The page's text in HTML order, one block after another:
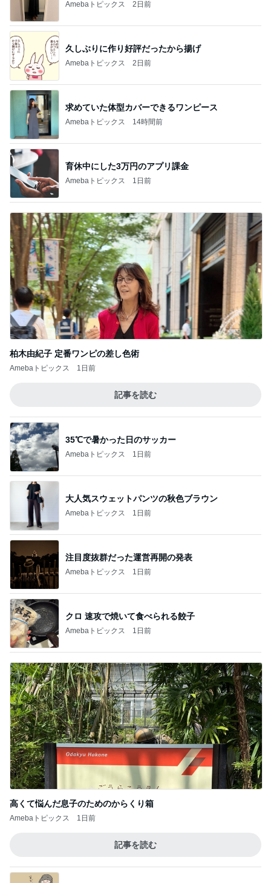
Amebaトピックス 2日前
久しぶりに作り好評だったから揚げ
Amebaトピックス 2日前
求めていた体型カバーできるワンピース
Amebaトピックス 14時間前
育休中にした3万円のアプリ課金
Amebaトピックス 1日前
柏木由紀子 定番ワンピの差し色術
Amebaトピックス 1日前
記事を読む
35℃で暑かった日のサッカー
Amebaトピックス 1日前
大人気スウェットパンツの秋色ブラウン
Amebaトピックス 1日前
注目度抜群だった運営再開の発表
Amebaトピックス 1日前
クロ 速攻で焼いて食べられる餃子
Amebaトピックス 1日前
高くて悩んだ息子のためのからくり箱
Amebaトピックス 1日前
記事を読む